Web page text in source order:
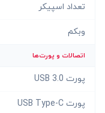
تعداد اسپیکر
وبکم
اتصالات و پورت‌ها
پورت USB 3.0
پورت USB Type-C